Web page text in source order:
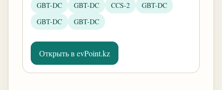
GBT-DC GBT-DC CCS-2
GBT-DC
GBT-DC
GBT-DC
Открыть в evPoint.kz